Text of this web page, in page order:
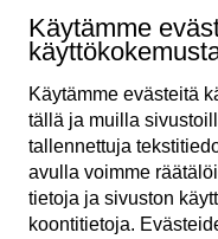
Käytämme
Käytämme evästeitä
tällä ja muilla
tallennettuja
avulla voimme
tietoja ja sivuston
koonti­tietoja.